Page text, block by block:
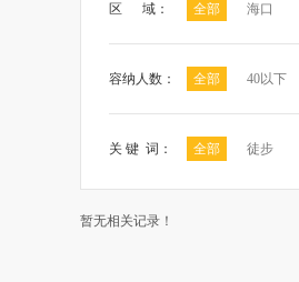
区 域： 全部 海口
容纳人数： 全部 40以下
关 键 词： 全部 徒步
暂无相关记录！